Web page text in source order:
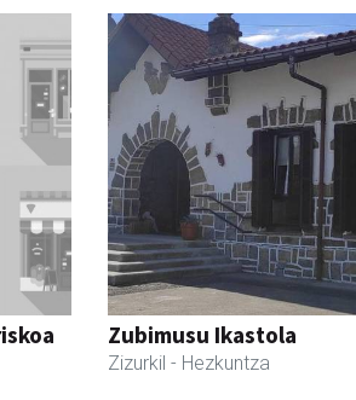
Zubimusu Ikastola
Zizurkil - Hezkuntza